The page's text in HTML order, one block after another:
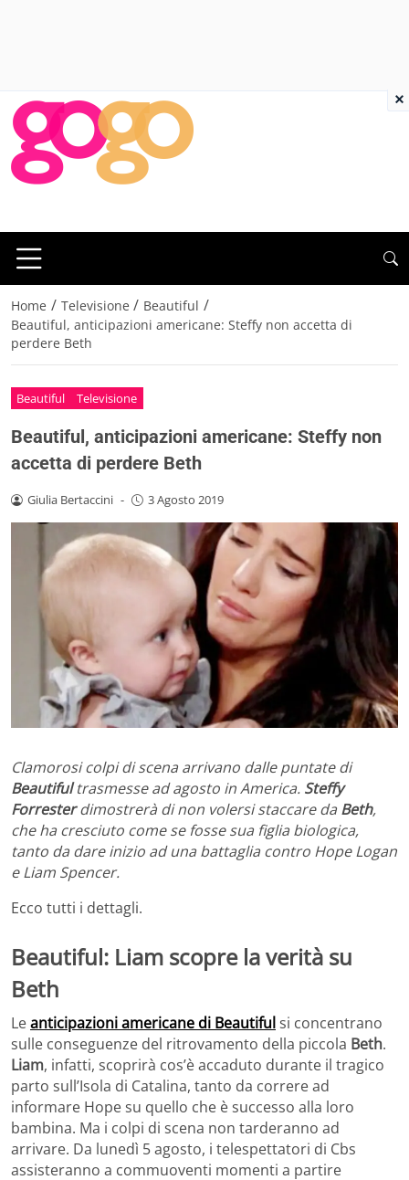
Home / Televisione / Beautiful /
Beautiful, anticipazioni americane: Steffy non accetta di
perdere Beth
Beautiful Televisione
Beautiful, anticipazioni americane: Steffy non
accetta di perdere Beth
Giulia Bertaccini - 3 Agosto 2019
Clamorosi colpi di scena arrivano dalle puntate di
Beautifultrasmesse ad agosto in America. Steffy
Forresterdimostrerà di non volersi staccare da Beth,
che ha cresciuto come se fosse sua figlia biologica,
tanto da dare inizio ad una battaglia contro Hope Logan
e Liam Spencer.
Ecco tutti i dettagli.
Beautiful: Liam scopre la verità su
Beth
Leanticipazioni americane di Beautifulsi concentrano
sulle conseguenze del ritrovamento della piccola Beth.
Liam, infatti, scoprirà cos’è accaduto durante il tragico
parto sull’Isola di Catalina, tanto da correre ad
informare Hope su quello che è successo alla loro
bambina. Ma i colpi di scena non tarderanno ad
arrivare. Da lunedì 5 agosto, i telespettatori di Cbs
assisteranno a commuoventi momenti a partire
×